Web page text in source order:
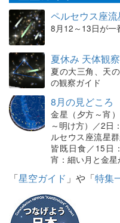
ペルセウス座
8月12～13日が一
夏休み 天体観
夏の大三角、天
の観察ガイド
8月の見どころ
金星（夕方～宵
～明け方）／2日
ルセウス座流星
皆既日食／15日
宵：細い月と金
「星空ガイド 」や「特集